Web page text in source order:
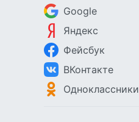
Google
Яндекс
Фейсбук
ВКонтакте
Одноклассники